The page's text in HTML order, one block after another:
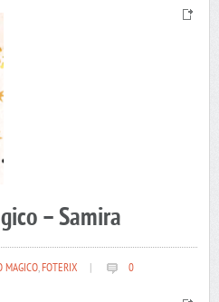
– Samira
MAGICO,FOTERIX 0